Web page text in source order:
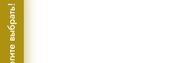
Помогите выбрать!